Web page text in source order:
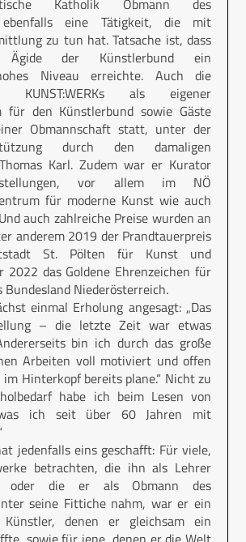
ebenfalls eine Tätigkeit, die mit
zu tun hat. Tatsache ist, dass
der Künstlerbund ein
Niveau erreichte. Auch die
KUNST:WERKs als eigener
für den Künstlerbund sowie Gäste
Obmannschaft statt, unter der
durch den damaligen
Karl. Zudem war er Kurator
vor allem im NÖ
für moderne Kunst wie auch
auch zahlreiche Preise wurden an
anderem 2019 der Prandtauerpreis
St. Pölten für Kunst und
2022 das Goldene Ehrenzeichen für
Bundesland Niederösterreich.
einmal Erholung angesagt: „Das
– die letzte Zeit war etwas
bin ich durch das große
Arbeiten voll motiviert und offen
Hinterkopf bereits plane.“ Nicht zu
habe ich beim Lesen von
ich seit über 60 Jahren mit
jedenfalls eins geschafft: Für viele,
betrachten, die ihn als Lehrer
oder die er als Obmann des
seine Fittiche nahm, war er ein
denen er gleichsam ein